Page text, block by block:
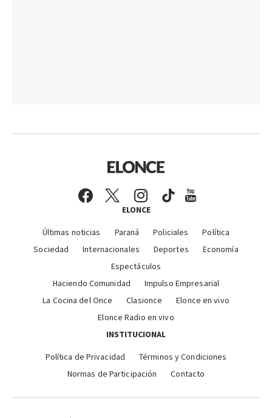
ELONCE
Últimas noticias Paraná Policiales
Política
Sociedad
Internacionales Deportes
Economía
Espectáculos
Haciendo Comunidad
Impulso Empresarial
La Cocina del Once
Clasionce
Elonce en vivo
Elonce Radio en vivo
INSTITUCIONAL
Política de Privacidad
Términos y Condiciones
Normas de Participación
Contacto